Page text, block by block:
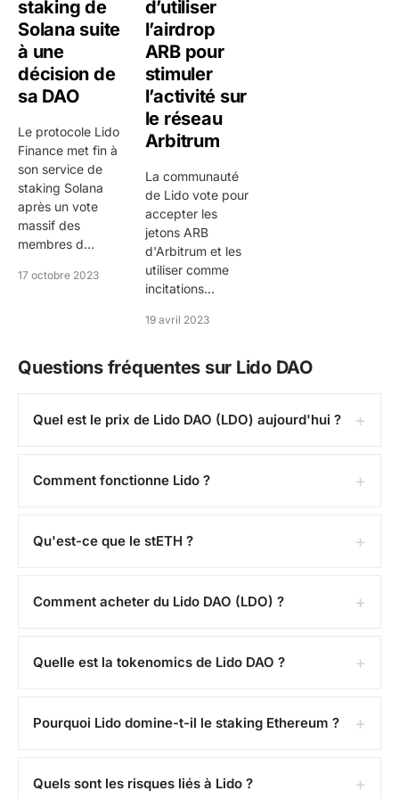
récompenses de staking (5 % pour les node
operators, 5 % pour le trésor DAO). Le token LDO
confère des droits de gouvernance sur la DAO, qui
contrôle les paramètres du protocole, la sélection des
node operators et l'allocation du trésor.
Prix et historique
2021: lancement du token autour de 1-2 $,
croissance rapide avec l'adoption du staking
liquide
: ATH au-dessus de 6 $ début 2022, puis
chute sous 1 $ avec le bear market et les
inquiétudes liées au depeg temporaire de stETH
2023: forte reprise jusqu'à 3,50 $ portée par la
et la croissance continue de la TVL
domination de Lido et les risques de centralisation
Actuellement, le prix de Lido DAO (LDO) est de
Points forts et risques
est le token DeFi le plus utilisé comme collatéral
staking de
Solana suite
à une
décision de
sa DAO
Le protocole Lido
Finance met fin à
son service de
staking Solana
après un vote
massif des
membres d...
17 octobre 2023
d’utiliser
l’airdrop
ARB pour
stimuler
l’activité sur
le réseau
Arbitrum
La communauté
de Lido vote pour
accepter les
jetons ARB
d'Arbitrum et les
utiliser comme
incitations...
19 avril 2023
Questions fréquentes sur Lido DAO
Quel est le prix de Lido DAO (LDO) aujourd'hui ?
Comment fonctionne Lido ?
Qu'est-ce que le stETH ?
Comment acheter du Lido DAO (LDO) ?
Quelle est la tokenomics de Lido DAO ?
Pourquoi Lido domine-t-il le staking Ethereum ?
Quels sont les risques liés à Lido ?